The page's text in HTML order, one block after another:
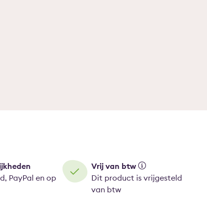
PayPal en op
Vrij van btw
Dit product is vrijgesteld
van btw